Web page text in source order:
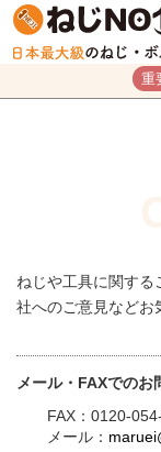
重
ねじや工具に関する
社へのご意見などお
メール・FAXでの
FAX：0120-
メール：